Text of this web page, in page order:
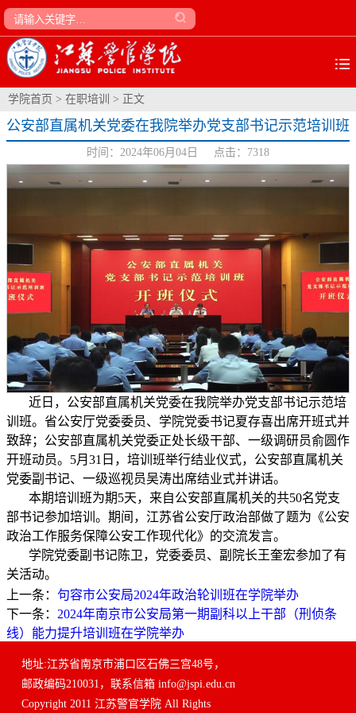
学院首页 > 在职培训 > 正文
公安部直属机关党委在我院举办党支部书记示范培训班
时间：2024年06月04日 点击： 7318
近日，公安部直属机关党委在我院举办党支部书记示范培
训班。省公安厅党委委员、学院党委书记夏存喜出席开班式并
致辞；公安部直属机关党委正处长级干部、一级调研员俞圆作
开班动员。 5月 31 日，培训班举行结业仪式，公安部直属机关
党委副书记、一级巡视员吴涛出席结业式并讲话。
本期培训班为期5天，来自公安部直属机关的共50名党支
部书记参加培训。期间，江苏省公安厅政治部做了题为《公安
政治工作服务保障公安工作现代化》的交流发言。
学院党委副书记陈卫，党委委员、副院长王奎宏参加了有
关活动。
上一条： 句容市公安局2024年政治轮训班在学院举办
下一条： 2024年南京市公安局第一期副科以上干部（刑侦条
线）能力提升培训班在学院举办
地址:江苏省南京市浦口区石佛三宫48号，
邮政编码210031，联系信箱 info@jspi.edu.cn
Copyright 2011 江苏警官学院 All Rights